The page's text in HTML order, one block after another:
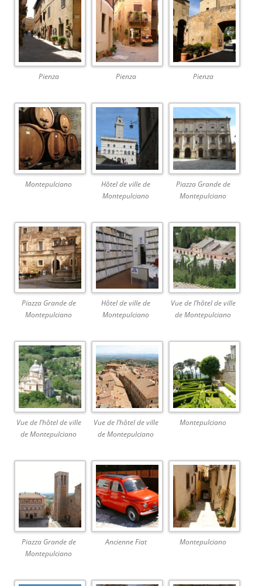
Pienza Pienza Pienza
Montepulciano
Hôtel de ville de
Montepulciano
Piazza Grande de
Montepulciano
Piazza Grande de
Montepulciano
Hôtel de ville de
Montepulciano
Vue de l’hôtel de ville
de Montepulciano
Vue de l’hôtel de ville
de Montepulciano
Vue de l’hôtel de ville
de Montepulciano
Montepulciano
Piazza Grande de
Montepulciano
Ancienne Fiat Montepulciano